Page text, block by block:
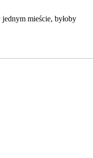
mieście, byłoby